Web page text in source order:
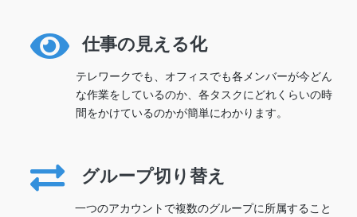
仕事の見える化
テレワークでも、オフィスでも各メンバーが今どん
な作業をしているのか、各タスクにどれくらいの時
間をかけているのかが簡単にわかります。
グループ切り替え
一つのアカウントで複数のグループに所属すること